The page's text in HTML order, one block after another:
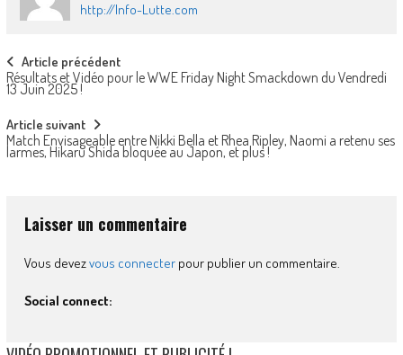
http://Info-Lutte.com
Post
navigation
Article précédent
Résultats et Vidéo pour le WWE Friday Night Smackdown du Vendredi
13 Juin 2025 !
Article suivant
Match Envisageable entre Nikki Bella et Rhea Ripley, Naomi a retenu ses
larmes, Hikaru Shida bloquée au Japon, et plus !
Laisser un commentaire
Vous devezvous connecterpour publier un commentaire.
Social connect: